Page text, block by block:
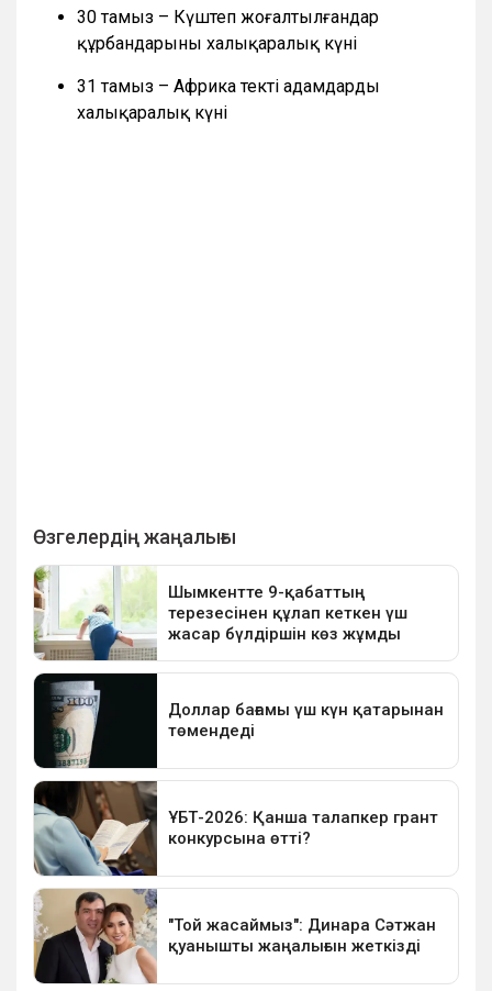
30 тамыз – Күштеп жоғалтылғандар
құрбандарының халықаралық күні
31 тамыз – Африка текті адамдардың
халықаралық күні